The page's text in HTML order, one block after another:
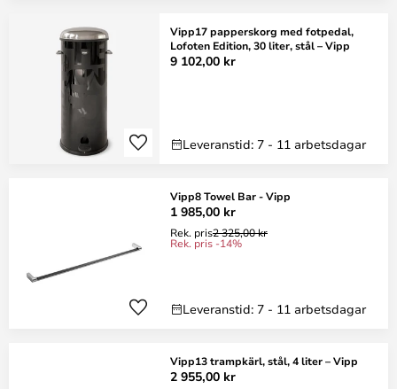
Vipp17 papperskorg med fotpedal,
Lofoten Edition, 30 liter, stål – Vipp
9 102,00 kr
Leveranstid: 7 - 11 arbetsdagar
Vipp8 Towel Bar - Vipp
1 985,00 kr
Rek. pris2 325,00 kr
Rek. pris -14%
Leveranstid: 7 - 11 arbetsdagar
Vipp13 trampkärl, stål, 4 liter – Vipp
2 955,00 kr